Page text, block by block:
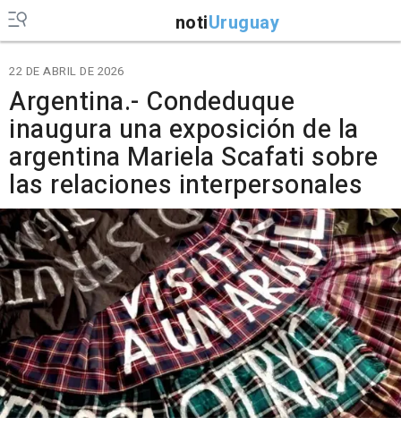
notiUruguay
22 DE ABRIL DE 2026
Argentina.- Condeduque
inaugura una exposición de la
argentina Mariela Scafati sobre
las relaciones interpersonales